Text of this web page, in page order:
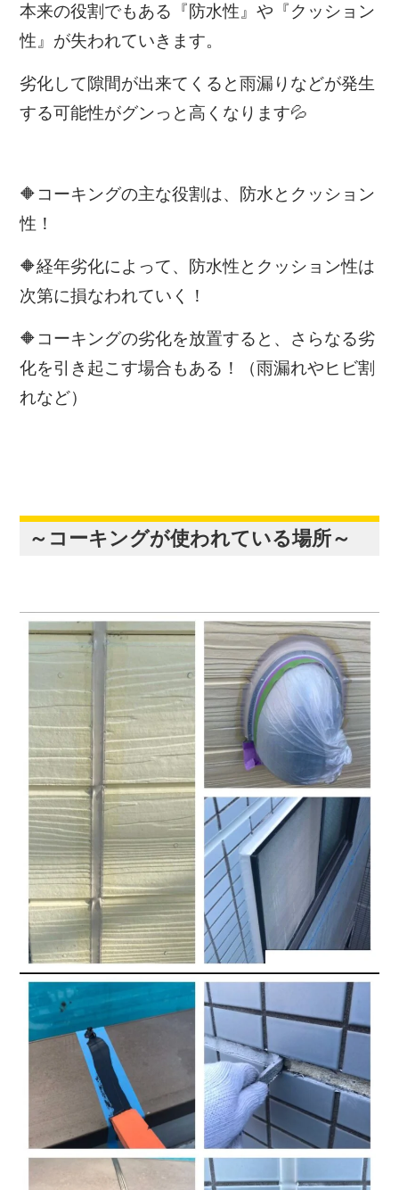
本来の役割でもある『防水性』や『クッション
性』が失われていきます。
劣化して隙間が出来てくると雨漏りなどが発生
する可能性がグンっと高くなります💦
🔶コーキングの主な役割は、防水とクッション
性！
🔶経年劣化によって、防水性とクッション性は
次第に損なわれていく！
🔶コーキングの劣化を放置すると、さらなる劣
化を引き起こす場合もある！（雨漏れやヒビ割
れなど）
～コーキングが使われている場所～